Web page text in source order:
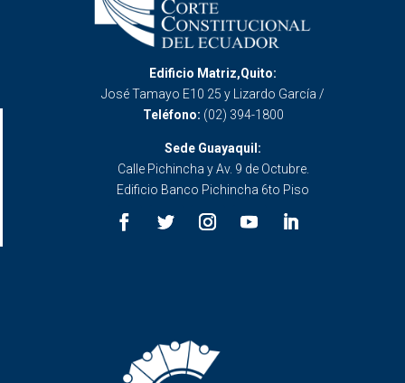
Edificio Matriz,Quito:
José Tamayo E10 25 y Lizardo García /
Teléfono: (02) 394-1800
Sede Guayaquil:
Calle Pichincha y Av. 9 de Octubre.
Edificio Banco Pichincha 6to Piso